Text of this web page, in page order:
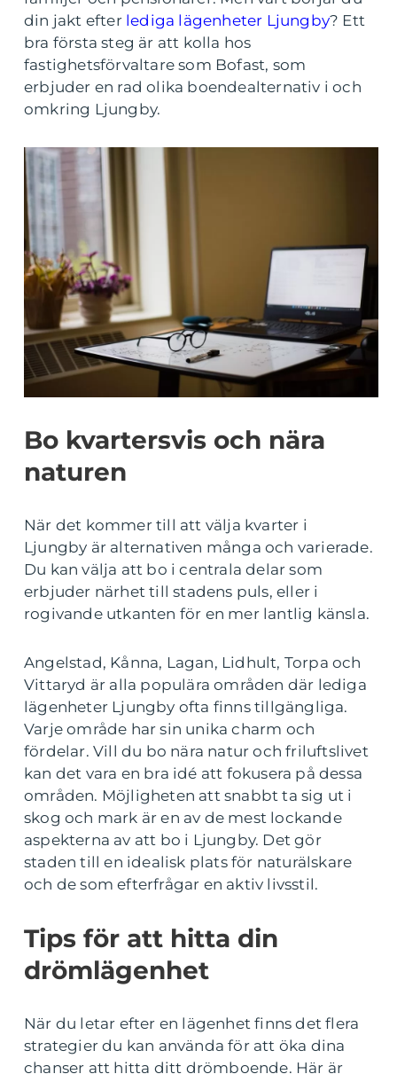
din jakt efter lediga lägenheter Ljungby? Ett
bra första steg är att kolla hos
fastighetsförvaltare som Bofast, som
erbjuder en rad olika boendealternativ i och
omkring Ljungby.
Bo kvartersvis och nära
naturen
När det kommer till att välja kvarter i
Ljungby är alternativen många och varierade.
Du kan välja att bo i centrala delar som
erbjuder närhet till stadens puls, eller i
rogivande utkanten för en mer lantlig känsla.
Angelstad, Kånna, Lagan, Lidhult, Torpa och
Vittaryd är alla populära områden där lediga
lägenheter Ljungby ofta finns tillgängliga.
Varje område har sin unika charm och
fördelar. Vill du bo nära natur och friluftslivet
kan det vara en bra idé att fokusera på dessa
områden. Möjligheten att snabbt ta sig ut i
skog och mark är en av de mest lockande
aspekterna av att bo i Ljungby. Det gör
staden till en idealisk plats för naturälskare
och de som efterfrågar en aktiv livsstil.
Tips för att hitta din
drömlägenhet
När du letar efter en lägenhet finns det flera
strategier du kan använda för att öka dina
chanser att hitta ditt drömboende. Här är